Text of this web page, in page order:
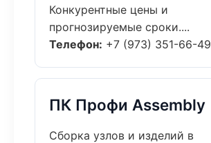
Конкурентные цены и
прогнозируемые сроки....
Телефон: +7 (973) 351-66-49
ПК Профи Assembly
Сборка узлов и изделий в